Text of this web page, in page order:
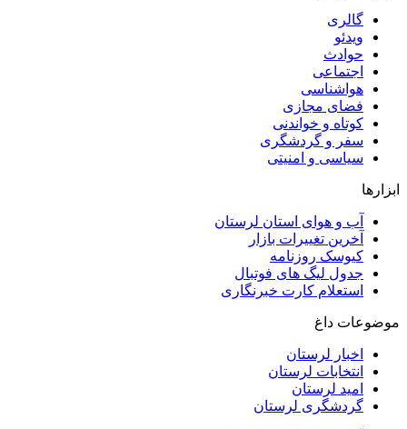
گالری
ویدئو
حوادث
اجتماعی
هواشناسی
فضای مجازی
کوتاه و خواندنی
سفر و گردشگری
سیاسی و امنیتی
ابزارها
آب و هوای استان لرستان
آخرین تغییرات بازار
کیوسک روزنامه
جدول لیگ های فوتبال
استعلام کارت خبرنگاری
موضوعات داغ
اخبار لرستان
انتخابات لرستان
امید لرستان
گردشگری لرستان